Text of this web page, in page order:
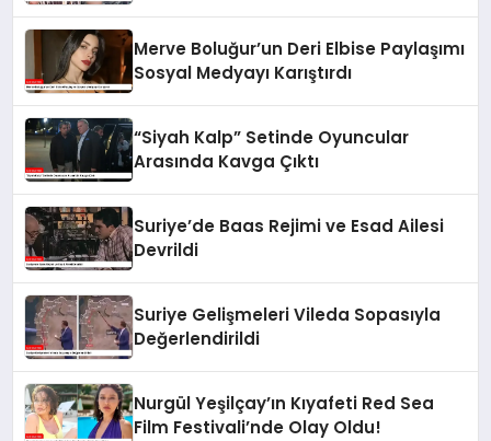
Merve Boluğur’un Deri Elbise Paylaşımı
Sosyal Medyayı Karıştırdı
“Siyah Kalp” Setinde Oyuncular
Arasında Kavga Çıktı
Suriye’de Baas Rejimi ve Esad Ailesi
Devrildi
Suriye Gelişmeleri Vileda Sopasıyla
Değerlendirildi
Nurgül Yeşilçay’ın Kıyafeti Red Sea
Film Festivali’nde Olay Oldu!